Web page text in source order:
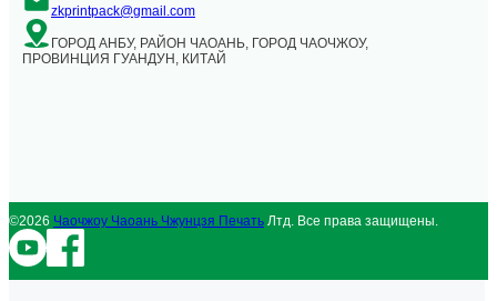
zkprintpack@gmail.com
ГОРОД АНБУ, РАЙОН ЧАОАНЬ, ГОРОД ЧАОЧЖОУ,
ПРОВИНЦИЯ ГУАНДУН, КИТАЙ
©2026 Чаочжоу Чаоань Чжунцзя Печать Лтд. Все права защищены.